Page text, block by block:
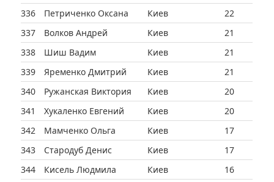
336
Петриченко Оксана Киев
22
337
Волков Андрей Киев
21
338
Шиш Вадим Киев
21
339
Яременко Дмитрий Киев
21
340
Ружанская Виктория Киев
20
341
Хукаленко Евгений Киев
20
342
Мамченко Ольга Киев
17
343
Стародуб Денис Киев
17
344
Кисель Людмила Киев
16